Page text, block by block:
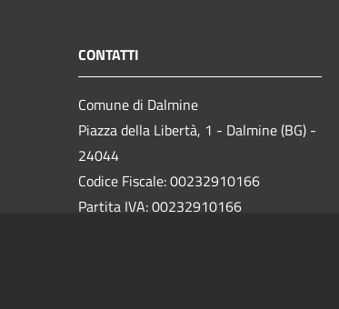
CONTATTI
Comune di Dalmine
Piazza della Libertà, 1 - Dalmine (BG) -
24044
Codice Fiscale: 00232910166
Partita IVA: 00232910166